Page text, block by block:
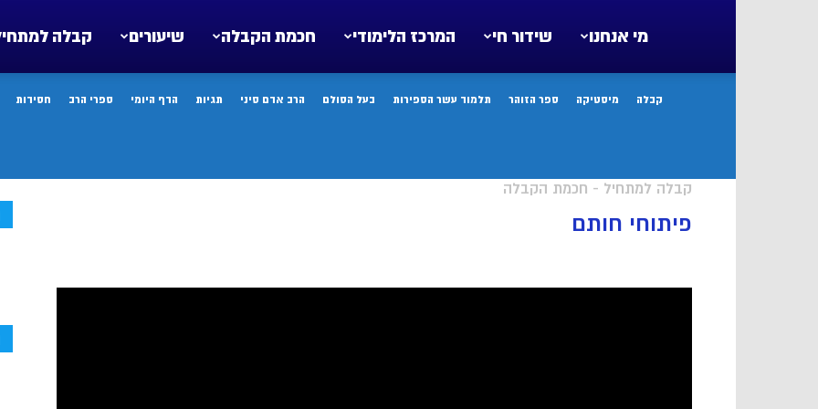
קבלה שיעורים חכמת הקבלה המרכז הלימודי שידור חי מי אנחנו
קבלה מיסטיקה ספר הזוהר תלמוד עשר הספירות בעל הסולם הרב אדם סיני תגיות הדף היומי ספרי הרב חסידות
קבלה למתחיל - חכמת הקבלה
פיתוחי חותם